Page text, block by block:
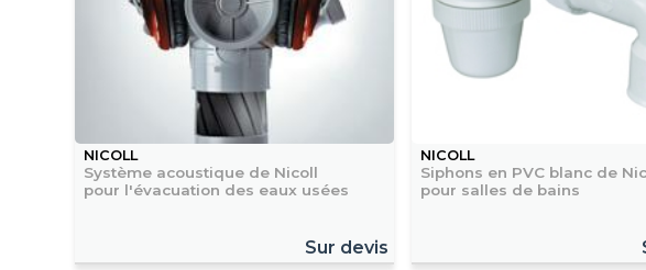
NICOLL
Système acoustique de Nicoll
pour l'évacuation des eaux usées
Sur devis
NICOLL
Siphons en PVC blanc de
pour salles de bains